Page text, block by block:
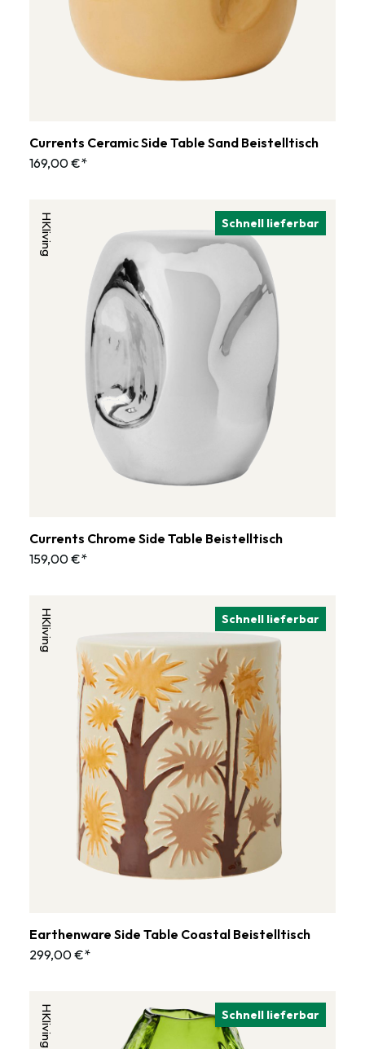
Currents Ceramic Side Table Sand Beistelltisch
169,00 €*
Schnell lieferbar
HKliving
Currents Chrome Side Table Beistelltisch
159,00 €*
Schnell lieferbar
HKliving
Earthenware Side Table Coastal Beistelltisch
299,00 €*
Schnell lieferbar
HKliving